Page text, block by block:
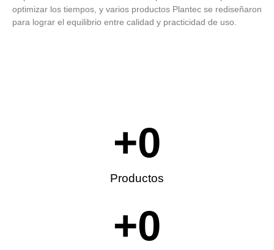
optimizar los tiempos, y varios productos Plantec se rediseñaron
para lograr el equilibrio entre calidad y practicidad de uso.
Productos
+0
+0